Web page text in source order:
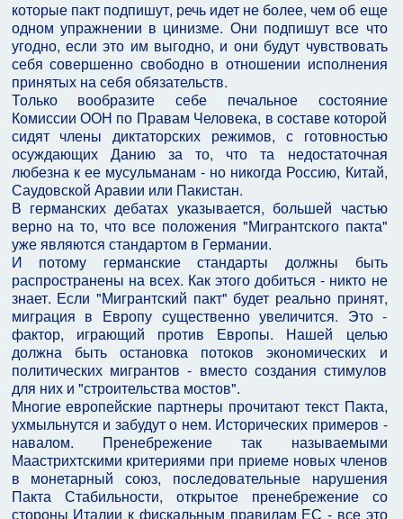
которые пакт подпишут, речь идет не более, чем об еще
одном упражнении в цинизме. Они подпишут все что
угодно, если это им выгодно, и они будут чувствовать
себя совершенно свободно в отношении исполнения
принятых на себя обязательств.
Только вообразите себе печальное состояние
Комиссии ООН по Правам Человека, в составе которой
сидят члены диктаторских режимов, с готовностью
осуждающих Данию за то, что та недостаточная
любезна к ее мусульманам - но никогда Россию, Китай,
Саудовской Аравии или Пакистан.
В германских дебатах указывается, большей частью
верно на то, что все положения "Мигрантского пакта"
уже являются стандартом в Германии.
И потому германские стандарты должны быть
распространены на всех. Как этого добиться - никто не
знает. Если "Мигрантский пакт" будет реально принят,
миграция в Европу существенно увеличится. Это -
фактор, играющий против Европы. Нашей целью
должна быть остановка потоков экономических и
политических мигрантов - вместо создания стимулов
для них и "строительства мостов".
Многие европейские партнеры прочитают текст Пакта,
ухмыльнутся и забудут о нем. Исторических примеров -
навалом. Пренебрежение так называемыми
Маастрихтскими критериями при приеме новых членов
в монетарный союз, последовательные нарушения
Пакта Стабильности, открытое пренебрежение со
стороны Италии к фискальным правилам ЕС - все это